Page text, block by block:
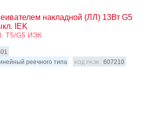
накладной (ЛЛ) 13Вт G5
IEK
Т5/G5 ИЭК
реечного типа КОД РАЭК 607210